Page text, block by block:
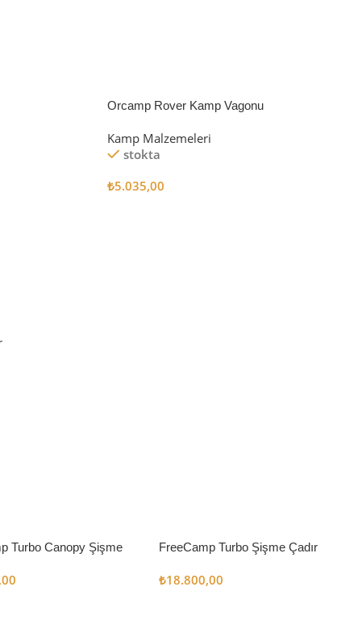
Orcamp Rover Kamp Vagonu
Kamp Malzemeleri
stokta
₺5.035,00
Turbo Canopy Şişme
FreeCamp Turbo Şişme Çadır
₺18.800,00